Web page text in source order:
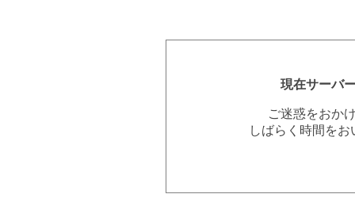
現在サーバ
ご迷惑をおか
しばらく時間を